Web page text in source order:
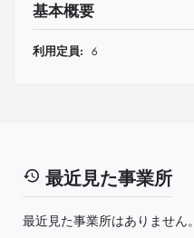
基本概要
利用定員: 6
最近見た事業所
最近見た事業所はありません。